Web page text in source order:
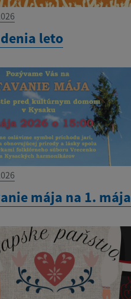
leto
mája na 1. mája